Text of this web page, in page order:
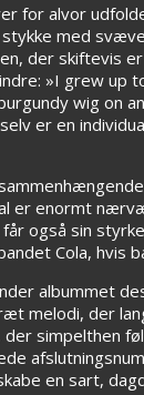
for alvor
med
der skiftevis
»I grew up
wig on
er en
er enormt
også sin
Cola, hvis
albummet
melodi, der
simpelthen
en sart,